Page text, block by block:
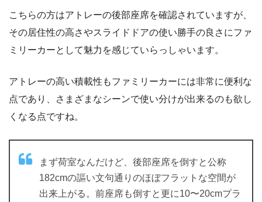
こちらの方はアトレーの後部座席を確認されていますが、
その居住性の高さやスライドドアの使い勝手の良さにファ
ミリーカーとして魅力を感じていらっしゃいます。
アトレーの高い積載性もファミリーカーには非常に便利な
点であり、さまざまなシーンで使い分けが出来るのも欲し
くなる点ですね。
まず荷室なんだけど、後部座席を倒すと公称
182cmの謳い文句通りのほぼフラットな空間が
出来上がる。前座席も倒すと更に10〜20cmプラ